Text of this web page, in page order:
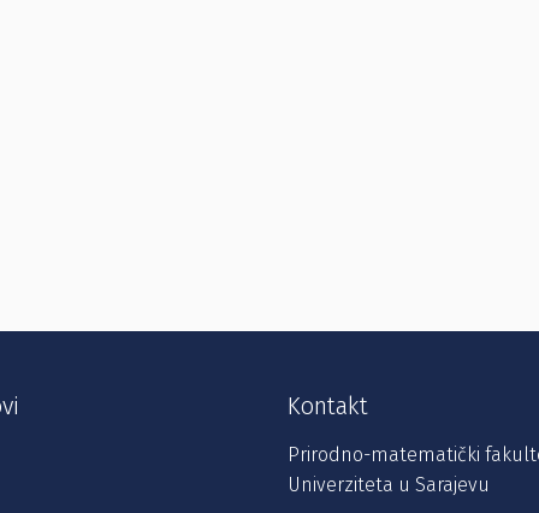
Kontakt
Prirodno-matematički
Univerziteta u Sarajevu